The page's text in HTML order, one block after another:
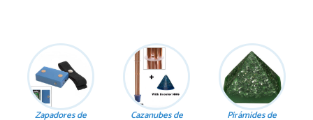
Zapadores de Cazanubes de Pirámides de